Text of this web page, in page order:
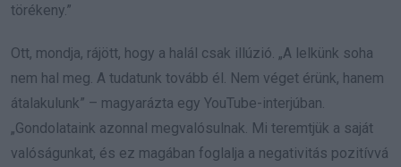
törékeny.”
Ott, mondja, rájött, hogy a halál csak illúzió. „A lelkünk soha
nem hal meg. A tudatunk tovább él. Nem véget érünk, hanem
átalakulunk” – magyarázta egy YouTube-interjúban.
„Gondolataink azonnal megvalósulnak. Mi teremtjük a saját
valóságunkat, és ez magában foglalja a negativitás pozitívvá